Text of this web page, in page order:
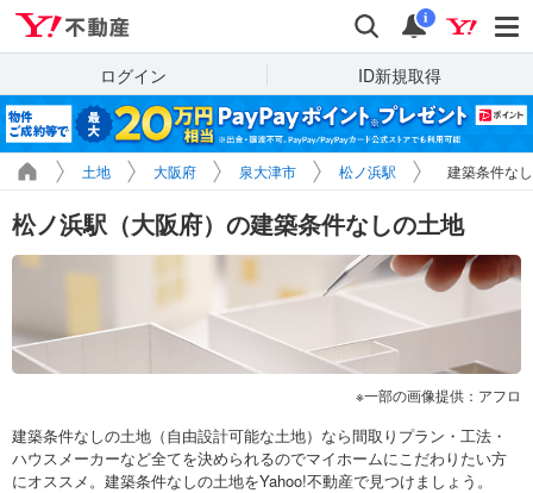
検索 通知
i
ログイン ID新規取得
土地 大阪府 泉大津市 松ノ浜駅 建築条件な
松ノ浜駅（大阪府）の建築条件なしの土地
一部の画像提供：アフロ
建築条件なしの土地（自由設計可能な土地）なら間取りプラン・工法・
ハウスメーカーなど全てを決められるのでマイホームにこだわりたい方
にオススメ。建築条件なしの土地をYahoo!不動産で見つけましょう。